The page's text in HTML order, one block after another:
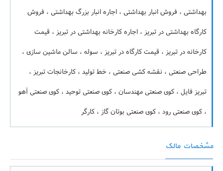
بهداشتی ، فروش انبار بهداشتی ، اجاره انبار بزرگ بهداشتی ، فروش
کارگاه بهداشتی در تبریز ، اجاره کارخانه بهداشتی در تبریز ، قیمت
کارخانه در تبریز ، قیمت کارگاه در تبریز ، سوله ، سالن ماشین سازی ،
طراحی صنعتی ، نقشه کشی صنعتی ، خط تولید ، کارخانجات تبریز ،
تبریز فایل ، کوی صنعتی مهندسان ، کوی صنعتی توحید ، کوی صنعتی آهو
، کوی صنعتی رود ، کوی صنعتی بوتان گاز ، کارگر
مشخصات مالک